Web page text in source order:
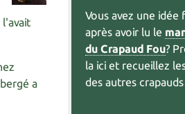
l'avait
a
Vous avez une idée
après avoir lu le
du Crapaud Fou?
la ici et recueillez
des autres